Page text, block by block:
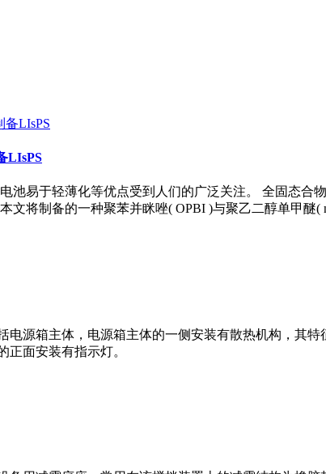
LIsPS
池易于轻薄化等优点受到人们的广泛关注。 全固态合
将制备的一种聚苯并眯唑( OPBI )与聚乙二醇单甲醚(
源箱主体，电源箱主体的一侧安装有散热机构，其
面安装有指示灯。